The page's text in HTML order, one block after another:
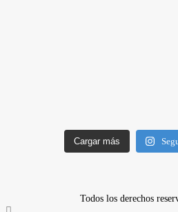
Cargar más
Todos los derechos